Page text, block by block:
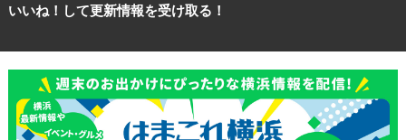
いいね！して更新情報を受け取る！